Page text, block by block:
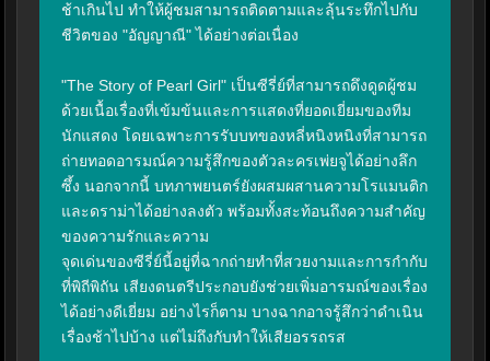
ช้าเกินไป ทำให้ผู้ชมสามารถติดตามและลุ้นระทึกไปกับ
ชีวิตของ "อัญญาณี" ได้อย่างต่อเนื่อง
"The Story of Pearl Girl" เป็นซีรี่ย์ที่สามารถดึงดูดผู้ชม
ด้วยเนื้อเรื่องที่เข้มข้นและการแสดงที่ยอดเยี่ยมของทีม
นักแสดง โดยเฉพาะการรับบทของหลี่หนิงหนิงที่สามารถ
ถ่ายทอดอารมณ์ความรู้สึกของตัวละครเพ่ยจูได้อย่างลึก
ซึ้ง นอกจากนี้ บทภาพยนตร์ยังผสมผสานความโรแมนติก
และดราม่าได้อย่างลงตัว พร้อมทั้งสะท้อนถึงความสำคัญ
ของความรักและความ
จุดเด่นของซีรี่ย์นี้อยู่ที่ฉากถ่ายทำที่สวยงามและการกำกับ
ที่พิถีพิถัน เสียงดนตรีประกอบยังช่วยเพิ่มอารมณ์ของเรื่อง
ได้อย่างดีเยี่ยม อย่างไรก็ตาม บางฉากอาจรู้สึกว่าดำเนิน
เรื่องช้าไปบ้าง แต่ไม่ถึงกับทำให้เสียอรรถรส